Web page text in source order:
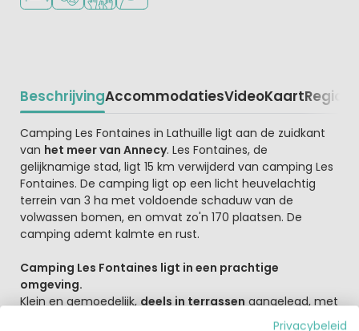
BeschrijvingAccommodatiesVideoKaartRegio
Beschrijving
Camping Les Fontaines in Lathuille ligt aan de zuidkant
van het meer van Annecy. Les Fontaines, de
gelijknamige stad, ligt 15 km verwijderd van camping Les
Fontaines. De camping ligt op een licht heuvelachtig
terrein van 3 ha met voldoende schaduw van de
volwassen bomen, en omvat zo'n 170 plaatsen. De
camping ademt kalmte en rust.
Camping Les Fontaines ligt in een prachtige
omgeving.
Klein en gemoedelijk, deels in terrassen aangelegd, met
een schitterend uitzicht. Een comfortabele uitvalsbasis
Privacybeleid